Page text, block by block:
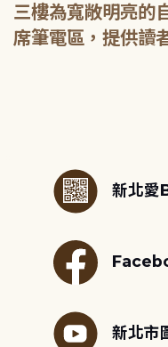
三樓為寬敞明亮的
席筆電區，提供讀
新北愛
新北市